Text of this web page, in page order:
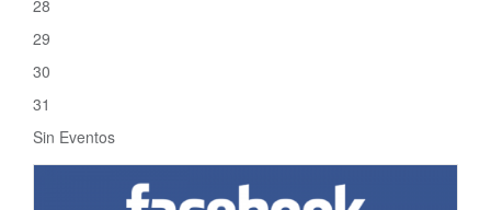
28
29
30
31
Sin Eventos